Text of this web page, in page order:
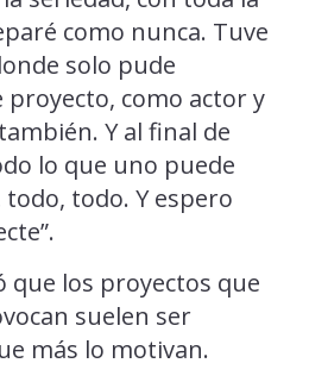
como nunca. Tuve
solo pude
proyecto, como actor y
Y al final de
lo que uno puede
todo. Y espero
que los proyectos que
suelen ser
más lo motivan.